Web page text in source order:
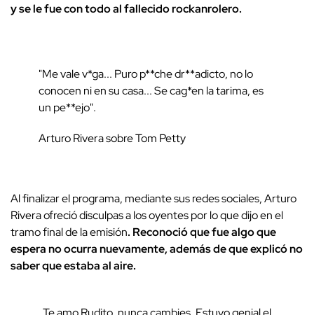
y se le fue con todo al fallecido rockanrolero.
"Me vale v*ga... Puro p**che dr**adicto, no lo
conocen ni en su casa... Se cag*en la tarima, es
un pe**ejo".
Arturo Rivera sobre Tom Petty
Al finalizar el programa, mediante sus redes sociales, Arturo
Rivera ofreció disculpas a los oyentes por lo que dijo en el
tramo final de la emisión. Reconoció que fue algo que
espera no ocurra nuevamente, además de que explicó no
saber que estaba al aire.